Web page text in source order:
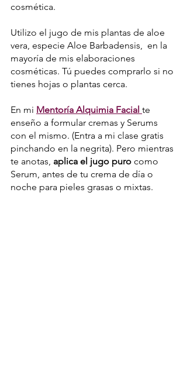
cosmética.
Utilizo el jugo de mis plantas de aloe
vera, especie Aloe Barbadensis,  en la
mayoría de mis elaboraciones
cosméticas. Tú puedes comprarlo si no
tienes hojas o plantas cerca.
En mi Mentoría Alquimia Facial te
enseño a formular cremas y Serums
con el mismo. (Entra a mi clase gratis
pinchando en la negrita). Pero mientras
te anotas, aplica el jugo puro como
Serum, antes de tu crema de día o
noche para pieles grasas o mixtas.